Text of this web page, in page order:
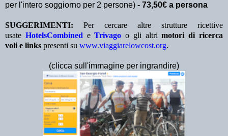
per l'intero soggiorno per 2 persone) - 73,50€ a persona
SUGGERIMENTI: Per cercare altre strutture ricettive
usate HotelsCombined eTrivago o gli altrimotori di ricerca
voli e links presenti su www.viaggiarelowcost.org.
(clicca sull'immagine per ingrandire)